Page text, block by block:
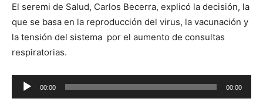
El seremi de Salud, Carlos Becerra, explicó la decisión, la
que se basa en la reproducción del virus, la vacunación y
la tensión del sistema por el aumento de consultas
respiratorias.
Reproductor
de
00:00 00:00